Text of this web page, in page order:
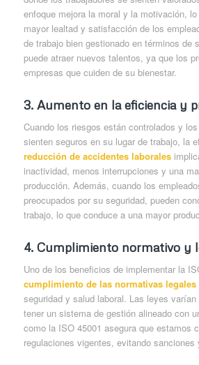
enfoque mejora la moral y la motivación,
mayor lealtad y satisfacción de los
de trabajo bien gestionado en términos de
puede atraer nuevos talentos, ya que los
empresas que cuiden de su bienestar.
3. Aumento en la eficiencia y
Cuando los riesgos están controlados y
sienten seguros en su lugar de trabajo, la
reducción de accidentes laborales
inactividad, menos interrupciones y una
producción. Además, cuando los
preocupados por su seguridad, pueden
trabajo, lo que conduce a una mayor
4. Cumplimiento normativo y
Uno de los beneficios de implementar la
cumplimiento de las normativas legales
seguridad y salud laboral. Las leyes
tener un sistema de gestión alineado con
como la ISO 45001 asegura que estamos
regulaciones vigentes, evitando